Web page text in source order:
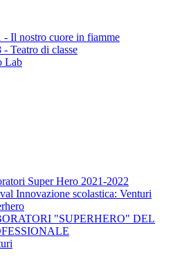
- Il nostro cuore in fiamme
- Teatro di classe
Lab
Super Hero 2021-2022
Innovazione scolastica: Venturi
"SUPERHERO" DEL